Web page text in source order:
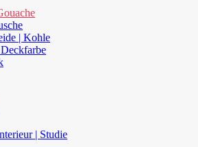
| Kohle
| Studie